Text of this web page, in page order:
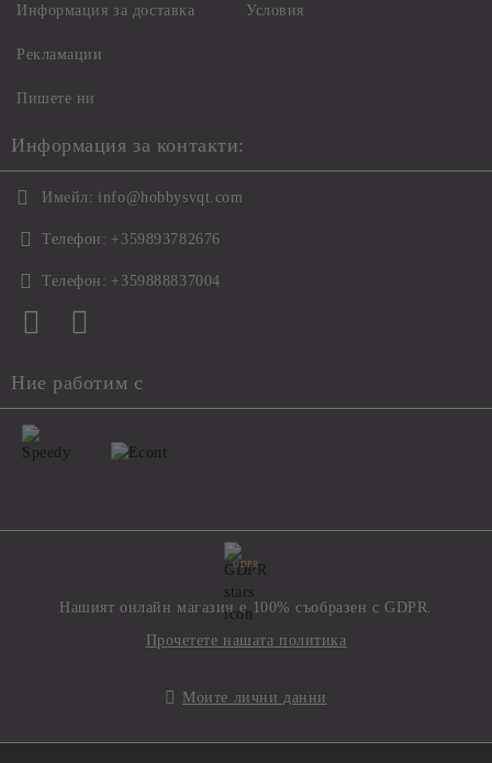
Информация за доставка
Рекламации
Пишете ни
Условия
Информация за контакти:
Имейл: info@hobbysvqt.com
Телефон: +359893782676
Телефон: +359888837004
Ние работим с
GDPR
Нашият онлайн магазин е 100% съобразен с GDPR.
Прочетете нашата политика
Моите лични данни